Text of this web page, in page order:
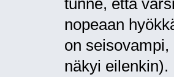
tunne, että
nopeaan
on
näkyi eilenkin).